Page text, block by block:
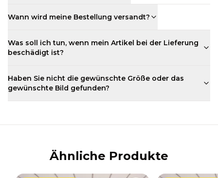
Wann wird meine Bestellung versandt?
Was soll ich tun, wenn mein Artikel bei der Lieferung
beschädigt ist?
Haben Sie nicht die gewünschte Größe oder das
gewünschte Bild gefunden?
Ähnliche Produkte
39.90 € 34.90 € Ab